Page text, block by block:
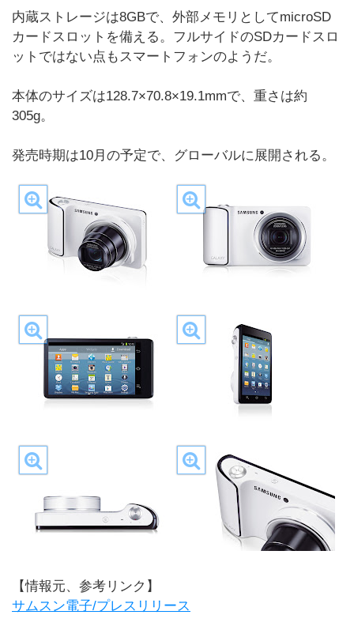
内蔵ストレージは8GBで、外部メモリとしてmicroSD
カードスロットを備える。フルサイドのSDカードスロ
ットではない点もスマートフォンのようだ。
本体のサイズは128.7×70.8×19.1mmで、重さは約
305g。
発売時期は10月の予定で、グローバルに展開される。
【情報元、参考リンク】
サムスン電子/プレスリリース